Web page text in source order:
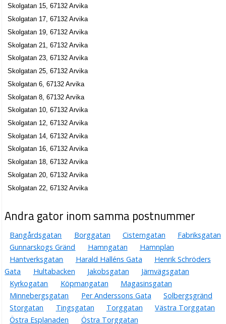
Georg Frans Olof Möller
0570-38140
Skolgatan 25 Frimansgården, 67132 Arvika
Atelje Herman, Hans Hermansson
Hans Lennart Hermansson
Skolgatan 27, 67131 Arvika
KB Idrottsmedicinska Mottagningen
0570-10595
Skolgatan 31, 67131 Arvika
Advokatfirman Thomas Hall AB
Sune Thomas Hall
0570-19091
Skolgatan 33 A Bv, 67131 Arvika
Gunilla Vivianne Hall
Skolgatan 33 B Lgh 1102, 67131 Arvika
Olsson Thai Trading HB
Hans Åke Olsson
Skolgatan 33a, 67131 Arvika
BRF Renen
Enes Tucek
Skolgatan 6 B, 67132 Arvika
BRF Katten
Skolgatan 15, 67132 Arvika
Skolgatan 17, 67132 Arvika
Skolgatan 19, 67132 Arvika
Skolgatan 21, 67132 Arvika
Skolgatan 23, 67132 Arvika
Skolgatan 25, 67132 Arvika
Skolgatan 6, 67132 Arvika
Skolgatan 8, 67132 Arvika
Skolgatan 10, 67132 Arvika
Skolgatan 12, 67132 Arvika
Skolgatan 14, 67132 Arvika
Skolgatan 16, 67132 Arvika
Skolgatan 18, 67132 Arvika
Skolgatan 20, 67132 Arvika
Skolgatan 22, 67132 Arvika
Andra gator inom samma postnummer
Bangårdsgatan Borggatan Cisterngatan
Fabriksgatan
Gunnarskogs Gränd
Hamngatan
Hamnplan
Hantverksgatan
Harald Halléns Gata
Henrik Schröders
Gata
Hultabacken Jakobsgatan
Järnvägsgatan
Kyrkogatan
Köpmangatan
Magasinsgatan
Minnebergsgatan
Per Anderssons Gata
Solbergsgränd
Storgatan
Tingsgatan Torggatan
Västra Torggatan
Östra Esplanaden
Östra Torggatan